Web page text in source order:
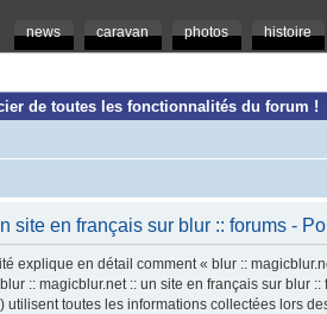
news caravan photos histoire
de toutes les fonctionnalités du forum !
site en français sur blur :: forums -
explique en détail comment « blur ::
:: magicblur.net :: un site en français sur blur
utilisent toutes les informations collectées lors